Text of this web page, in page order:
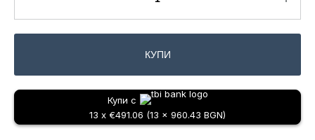
КУПИ
Купи с
13 x €491.06 (13 x 960.43 BGN)